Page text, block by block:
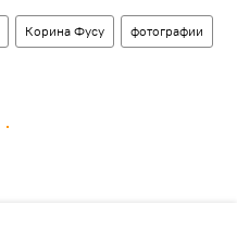
Корина Фусу фотографии